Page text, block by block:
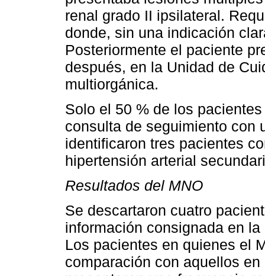
renal grado II ipsilateral.
donde, sin una indicación
Posteriormente el paciente
después, en la Unidad de
multiorgánica.
Solo el 50 % de los
consulta de seguimiento con
identificaron tres pacientes
hipertensión arterial
Resultados del MNO
Se descartaron cuatro
información consignada en
Los pacientes en quienes el
comparación con aquellos